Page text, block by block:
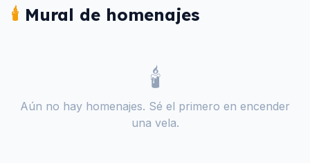
🕯️ Mural de homenajes
🕯️
Aún no hay homenajes. Sé el primero en encender
una vela.